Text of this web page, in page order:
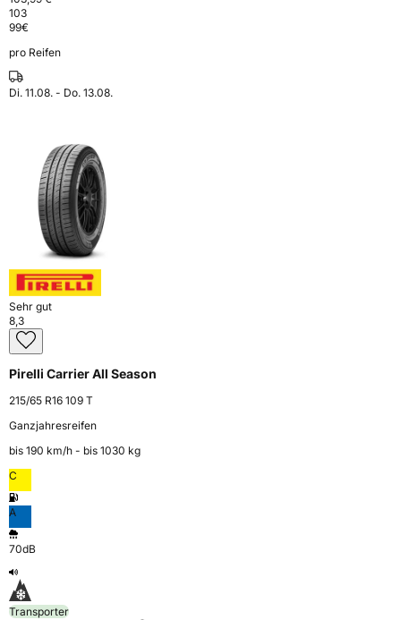
103
99€
pro Reifen
Di. 11.08. - Do. 13.08.
Sehr gut
8,3
Pirelli Carrier All Season
215/65 R16 109 T
Ganzjahresreifen
bis 190 km⁠/⁠h - bis 1030 kg
C
A
70dB
Transporter